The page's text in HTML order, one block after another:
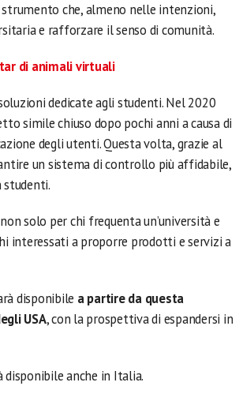
che, almeno nelle intenzioni,
e rafforzare il senso di comunità.
di animali virtuali
dedicate agli studenti. Nel 2020
simile chiuso dopo pochi anni a causa di
degli utenti. Questa volta, grazie al
un sistema di controllo più affidabile,
studenti.
solo per chi frequenta un’università e
interessati a proporre prodotti e servizi a
disponibile a partire da questa
USA, con la prospettiva di espandersi in
disponibile anche in Italia.